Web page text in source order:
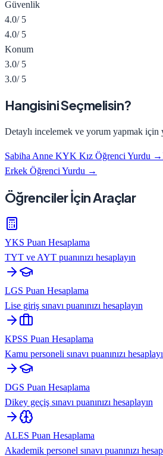
Güvenlik
4.0/ 5
4.0/ 5
Konum
3.0/ 5
3.0/ 5
Hangisini Seçmelisin?
Detaylı incelemek ve yorum yapmak için
Sabiha Anne KYK Kız Öğrenci Yurdu →
Erkek Öğrenci Yurdu →
Öğrenciler İçin Araçlar
YKS Puan Hesaplama
TYT ve AYT puanınızı hesaplayın
LGS Puan Hesaplama
Lise giriş sınavı puanınızı hesaplayın
KPSS Puan Hesaplama
Kamu personeli sınavı puanınızı
DGS Puan Hesaplama
Dikey geçiş sınavı puanınızı hesaplayın
ALES Puan Hesaplama
Akademik personel sınavı puanınızı